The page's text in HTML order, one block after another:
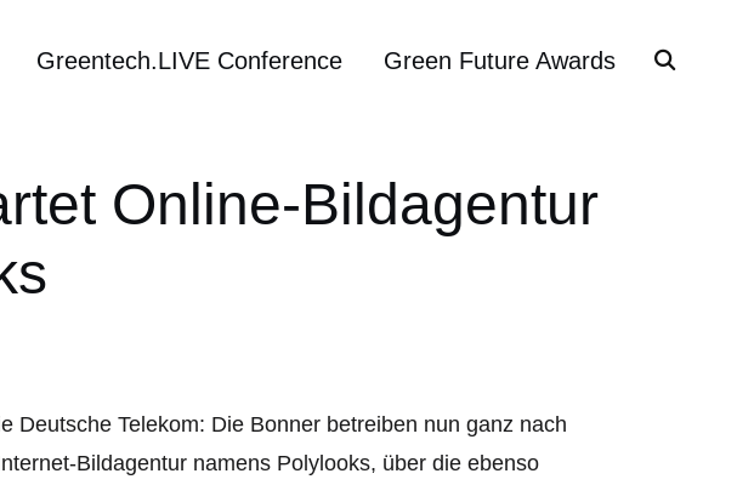
Greentech.LIVE Conference Green Future Awards
Online-Bildagentur
Deutsche Telekom: Die Bonner betreiben nun ganz nach
Bildagentur namens Polylooks, über die ebenso